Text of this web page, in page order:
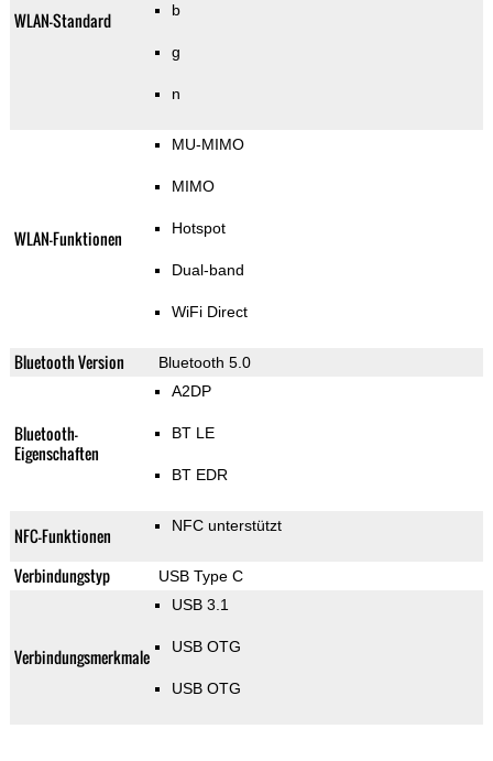
WLAN-Standard b
g
n
WLAN-Funktionen
MU-MIMO
MIMO
Hotspot
Dual-band
WiFi Direct
Bluetooth Version Bluetooth 5.0
Bluetooth-
Eigenschaften
A2DP
BT LE
BT EDR
NFC-Funktionen NFC unterstützt
Verbindungstyp USB Type C
Verbindungsmerkmale
USB 3.1
USB OTG
USB OTG